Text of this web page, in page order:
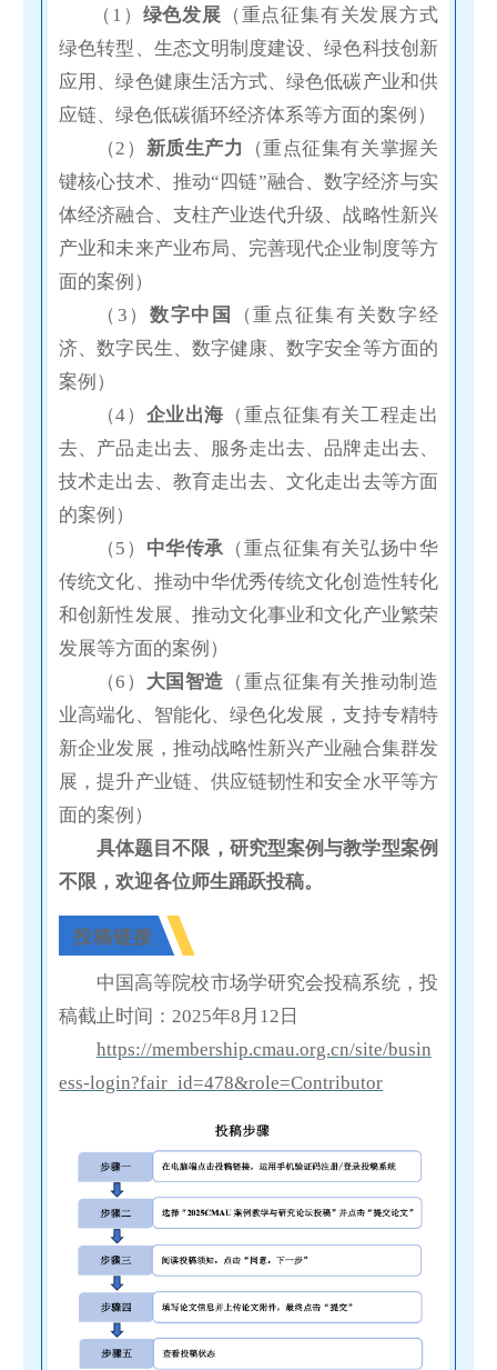
（ 1 ） 绿色发展 （重点征集有关发展方式
绿色转型、生态文明制度建设、绿色科技创新
应用、绿色健康生活方式、绿色低碳产业和供
应链、绿色低碳循环经济体系等方面的案例）
（2） 新质生产力
（重点征集有关掌握关
键核心技术、推动“四链”融合、数字经济与实
体经济融合、支柱产业迭代升级、战略性新兴
产业和未来产业布局、完善现代企业制度等方
面的案例）
（3） 数字中国
（重点征集有关数字经
济、数字民生、数字健康、数字安全等方面的
案例）
（4） 企业出海 （重点征集有关工程走出
去、产品走出去、服务走出去、品牌走出去、
技术走出去、教育走出去、文化走出去等方面
的案例）
（5） 中华传承 （重点征集有关弘扬中华
传统文化、推动中华优秀传统文化创造性转化
和创新性发展、推动文化事业和文化产业繁荣
发展等方面的案例）
（6） 大国智造 （重点征集有关推动制造
业高端化、智能化、绿色化发展，支持专精特
新企业发展，推动战略性新兴产业融合集群发
展，提升产业链、供应链韧性和安全水平等方
面的案例）
具体题目不限，研究型案例与教学型案例
不限，欢迎各位师生踊跃投稿。
投稿链接
中国高等院校市场学研究会投稿系统，投
稿截止时间：2025年8月12日
https://membership.cmau.org.cn/site/busin
ess-login?fair_id=478&role=Contributor